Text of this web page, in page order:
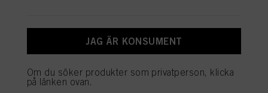
BLONDME erbjuder en unik färg- och vårdportfolio med
oändliga behandlingsmöjligheter som vi har kategoriserat i
JAG ÄR KONSUMENT
Om du söker produkter som privatperson, klicka
på länken ovan.
Om du klickar på ”Ändra” kan du hitta mer information om behandlingen av
syften som nämns ovan. Genom att klicka på ”Godkänn alla” godkänner du
användningen av cookies samt behandlingen av dina personuppgifter för alla